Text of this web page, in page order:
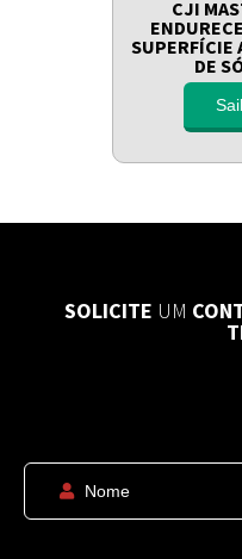
CJI
SUPERFÍCIE
DE
SOLICITE UM